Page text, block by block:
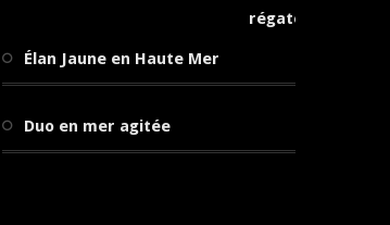
Élan Jaune en Haute Mer
Duo en mer agitée